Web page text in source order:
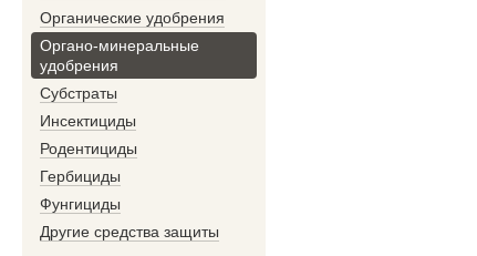
Органические удобрения
Органо-минеральные
удобрения
Субстраты
Инсектициды
Родентициды
Гербициды
Фунгициды
Другие средства защиты